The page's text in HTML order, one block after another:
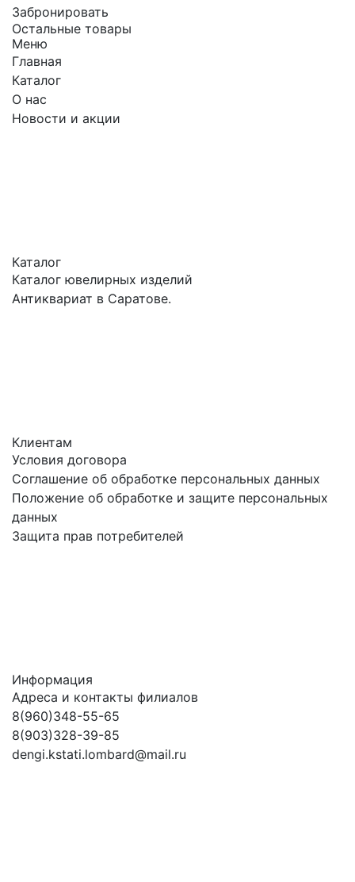
Забронировать
Остальные товары
Меню
Главная
Каталог
О нас
Новости и акции
Каталог
Каталог ювелирных изделий
Антиквариат в Саратове.
Клиентам
Условия договора
Соглашение об обработке персональных данных
Положение об обработке и защите персональных
данных
Защита прав потребителей
Информация
Адреса и контакты филиалов
8(960)348-55-65
8(903)328-39-85
dengi.kstati.lombard@mail.ru